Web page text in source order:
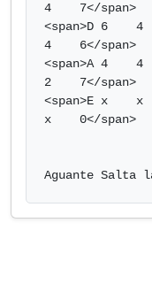
4    7</span>
<span>D 6
4    6</span>
<span>A 4
2    7</span>
<span>E x
x    0</span>